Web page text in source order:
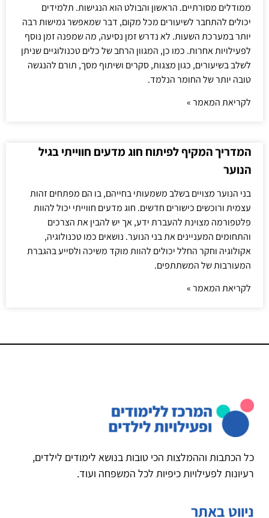
ממודלים מסורתיים. הראשון והבולט הוא הנגישות. תלמידים
יכולים להתחבר לשיעורים מכל מקום, דבר שמאפשר גמישות רבה
יותר במערכת השעות. לא נדרש זמן נסיעה, מה שמפנה זמן נוסף
לפעילויות אחרות. כמו כן, המגוון הרחב של כלים טכנולוגיים שניתן
לשלב בשיעורים, כגון מצגות, סקרים ושיתוף מסך, תורם להנגשה
טובה יותר של החומר הנלמד.
לקריאת המאמר »
המדריך המקיף לפיתוח חוג מדעים חווייתי בגיל
הנוער
בני הנוער מצויים בשלב משמעותי בחייהם, בו הם מפתחים זהות
עצמית ורוכשים כישורים חדשים. חוג מדעים חווייתי יכול להוות
פלטפורמה מצוינת להעברת ידע, אך יש להבין את הצרכים
והתחומים המעניינים את בני הנוער. נושאים כמו טכנולוגיה,
אקולוגיה וחקר החלל יכולים להוות מוקד משיכה ולסייע בהגברת
המעורבות של המשתתפים.
לקריאת המאמר »
כל הכתבות וההמלצות הכי טובות בנושא לימודים לילדים,
רעיונות לפעילויות כיפיות לכל המשפחה ועוד.
ניווט באתר